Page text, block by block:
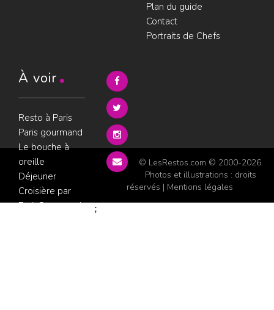
Plan du guide
Contact
Portraits de Chefs
À voir
Resto à Paris
Paris gourmand
Le bouche à
oreille
Déjeuner
Croisière par
ParisGourmand
© LesRestos.com © 2000-2026.
Photos et illustrations : droits
réservés | Mentions légales
;